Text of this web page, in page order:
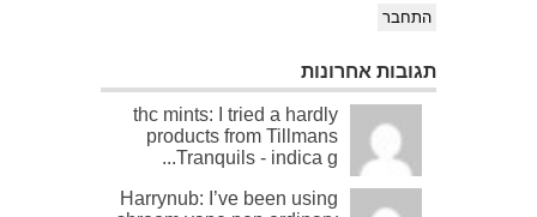
התחבר
תגובות אחרונות
thc mints: I tried a hardly
products from Tillmans
Tranquils - indica g...
Harrynub: I’ve been using